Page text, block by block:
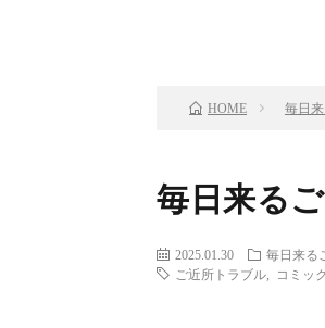
HOME 毎日
毎日来る
2025.01.30
毎日来る
ご近所トラブル
コミッ